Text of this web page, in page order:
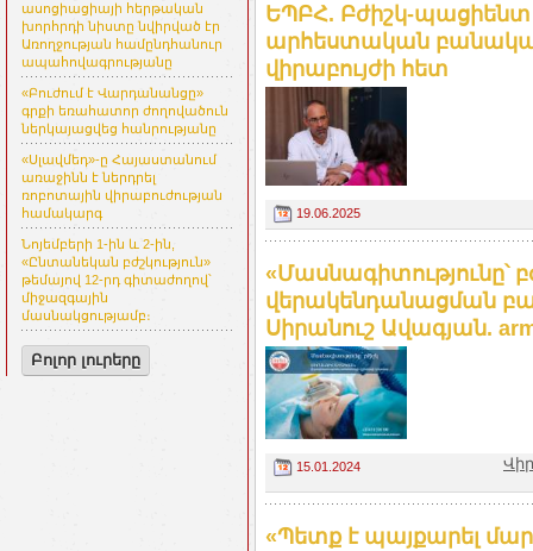
ասոցիացիայի հերթական
խորհրդի նիստը նվիրված էր
Առողջության համընդհանուր
ապահովագրությանը
«Բուժում է Վարդանանցը»
գրքի եռահատոր ժողովածուն
ներկայացվեց հանրությանը
«Սլավմեդ»-ը Հայաստանում
առաջինն է ներդրել
ռոբոտային վիրաբուժության
համակարգ
Նոյեմբերի 1-ին և 2-ին,
«Ընտանեկան բժշկություն»
թեմայով 12-րդ գիտաժողով՝
միջազգային
մասնակցությամբ։
Բոլոր լուրերը
ԵՊԲՀ. Բժիշկ-պացիենտ
արհեստական
վիրաբույժի հետ
19.06.2025
«Մասնագիտությունը՝
վերակենդանացման
Սիրանուշ Ավագյան.
15.01.2024
«Պետք է պայքարել